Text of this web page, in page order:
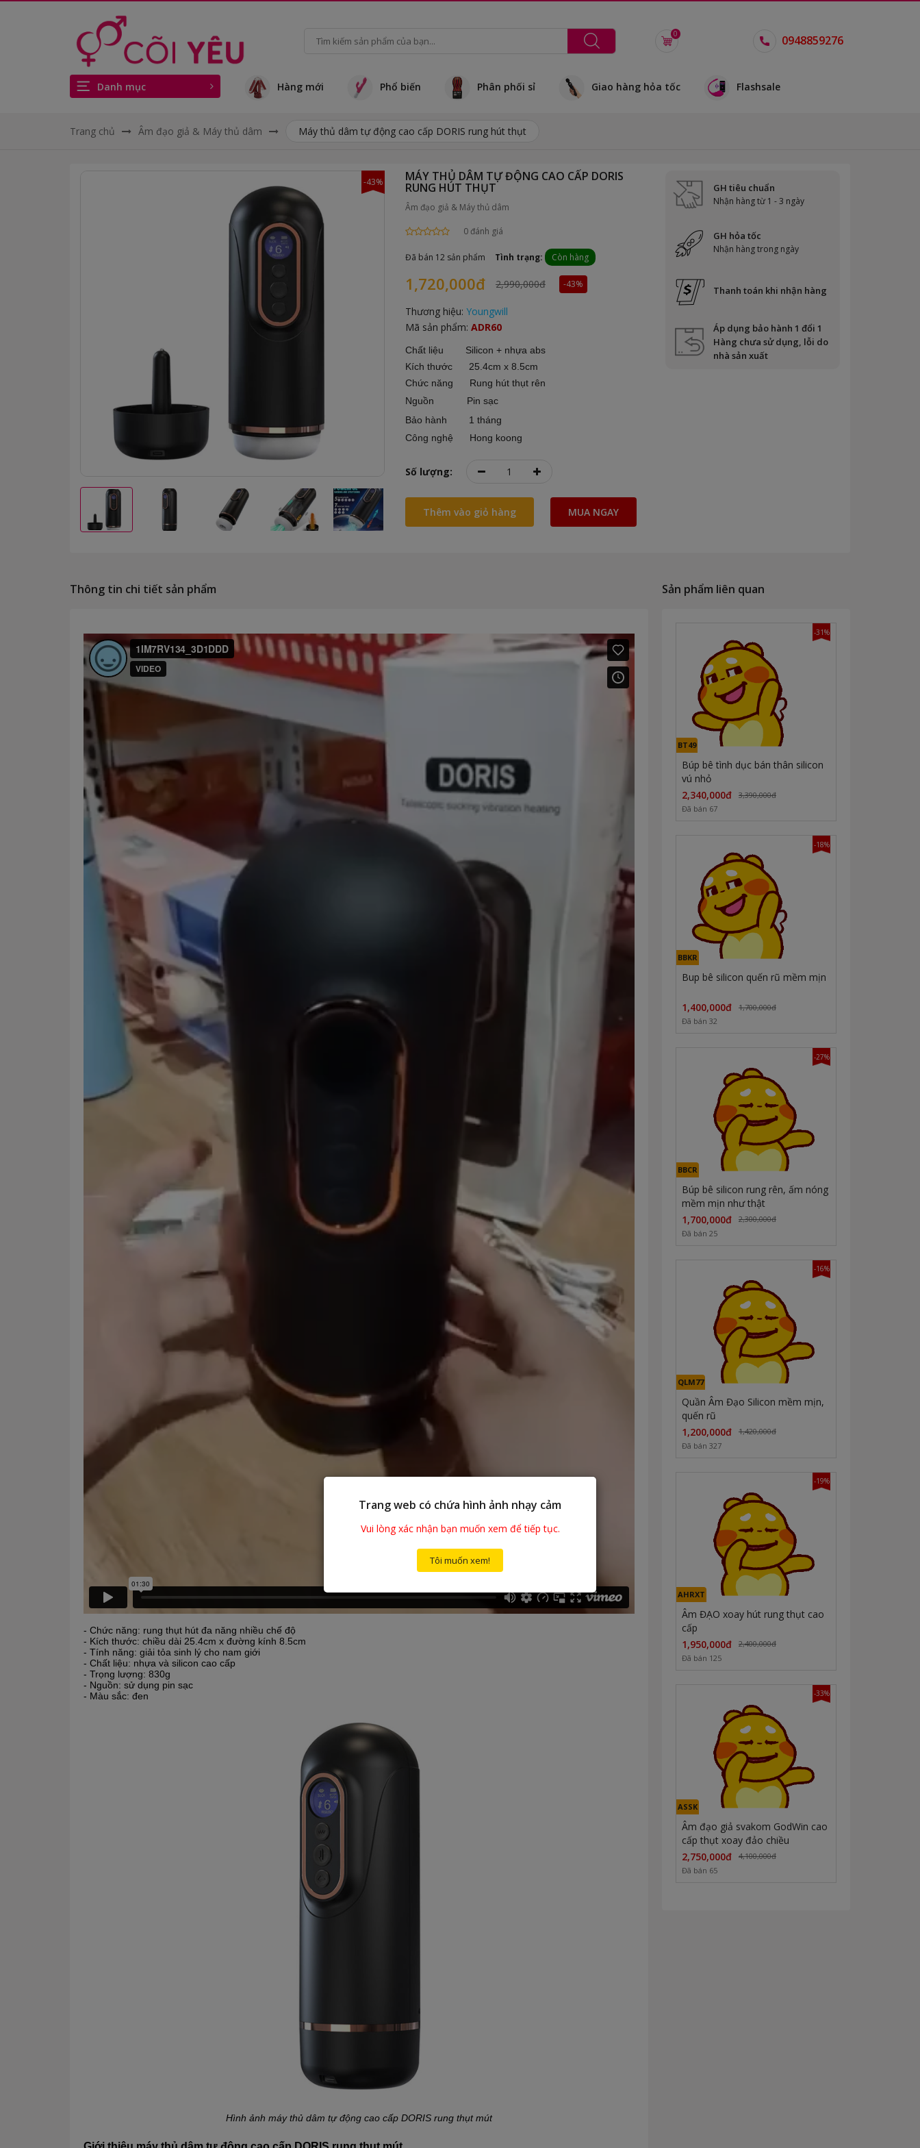
0 0948859276
Danh mục Hàng mới Phổ biến Phân phối sỉ Giao hàng hỏa tốc Flashsale
Trang chủ Âm đạo giả & Máy thủ dâm Máy thủ dâm tự động cao cấp DORIS rung hút thụt
-43% MÁY THỦ DÂM TỰ ĐỘNG CAO CẤP DORIS
RUNG HÚT THỤT
Âm đạo giả & Máy thủ dâm
0 đánh giá
Đã bán 12 sản phẩm Tình trạng: Còn hàng
1,720,000đ 2,990,000đ -43%
Thương hiệu: Youngwill
Mã sản phẩm: ADR60
Chất liệu Silicon + nhựa abs
Kích thước 25.4cm x 8.5cm
Chức năng Rung hút thụt rên
Nguồn Pin sạc
Bảo hành 1 tháng
Công nghệ Hong koong
Số lượng:
Thêm vào giỏ hàng MUA NGAY
GH tiêu chuẩn
Nhận hàng từ 1 - 3 ngày
GH hỏa tốc
Nhận hàng trong ngày
Thanh toán khi nhận hàng
Áp dụng bảo hành 1 đổi 1
Hàng chưa sử dụng, lỗi do
nhà sản xuất
Thông tin chi tiết sản phẩm
- Chức năng: rung thụt hút đa năng nhiều chế độ
- Kích thước: chiều dài 25.4cm x đường kính 8.5cm
- Tính năng: giải tỏa sinh lý cho nam giới
- Chất liệu: nhựa và silicon cao cấp
- Trọng lượng: 830g
- Nguồn: sử dụng pin sạc
- Màu sắc: đen
Hình ảnh máy thủ dâm tự động cao cấp DORIS rung thụt mút
Sản phẩm liên quan
-31%
BT49
Búp bê tình dục bán thân silicon
vú nhỏ
2,340,000đ
3,390,000đ
Đã bán 67
-18%
BBKR
Bup bê silicon quến rũ mềm mịn
1,400,000đ
1,700,000đ
Đã bán 32
-27%
BBCR
Búp bê silicon rung rên, ấm nóng
mềm mịn như thật
1,700,000đ
2,300,000đ
Đã bán 25
-16%
QLM77
Quần Âm Đạo Silicon mềm mịn,
quến rũ
1,200,000đ
1,420,000đ
Đã bán 327
-19%
AHRXT
Âm ĐẠO xoay hút rung thụt cao
cấp
1,950,000đ
2,400,000đ
Đã bán 125
-33%
ASSK
Âm đạo giả svakom GodWin cao
cấp thụt xoay đảo chiều
2,750,000đ
4,100,000đ
Đã bán 65
Trang web có chứa hình ảnh nhạy cảm
Vui lòng xác nhận bạn muốn xem để tiếp tục.
Tôi muốn xem!